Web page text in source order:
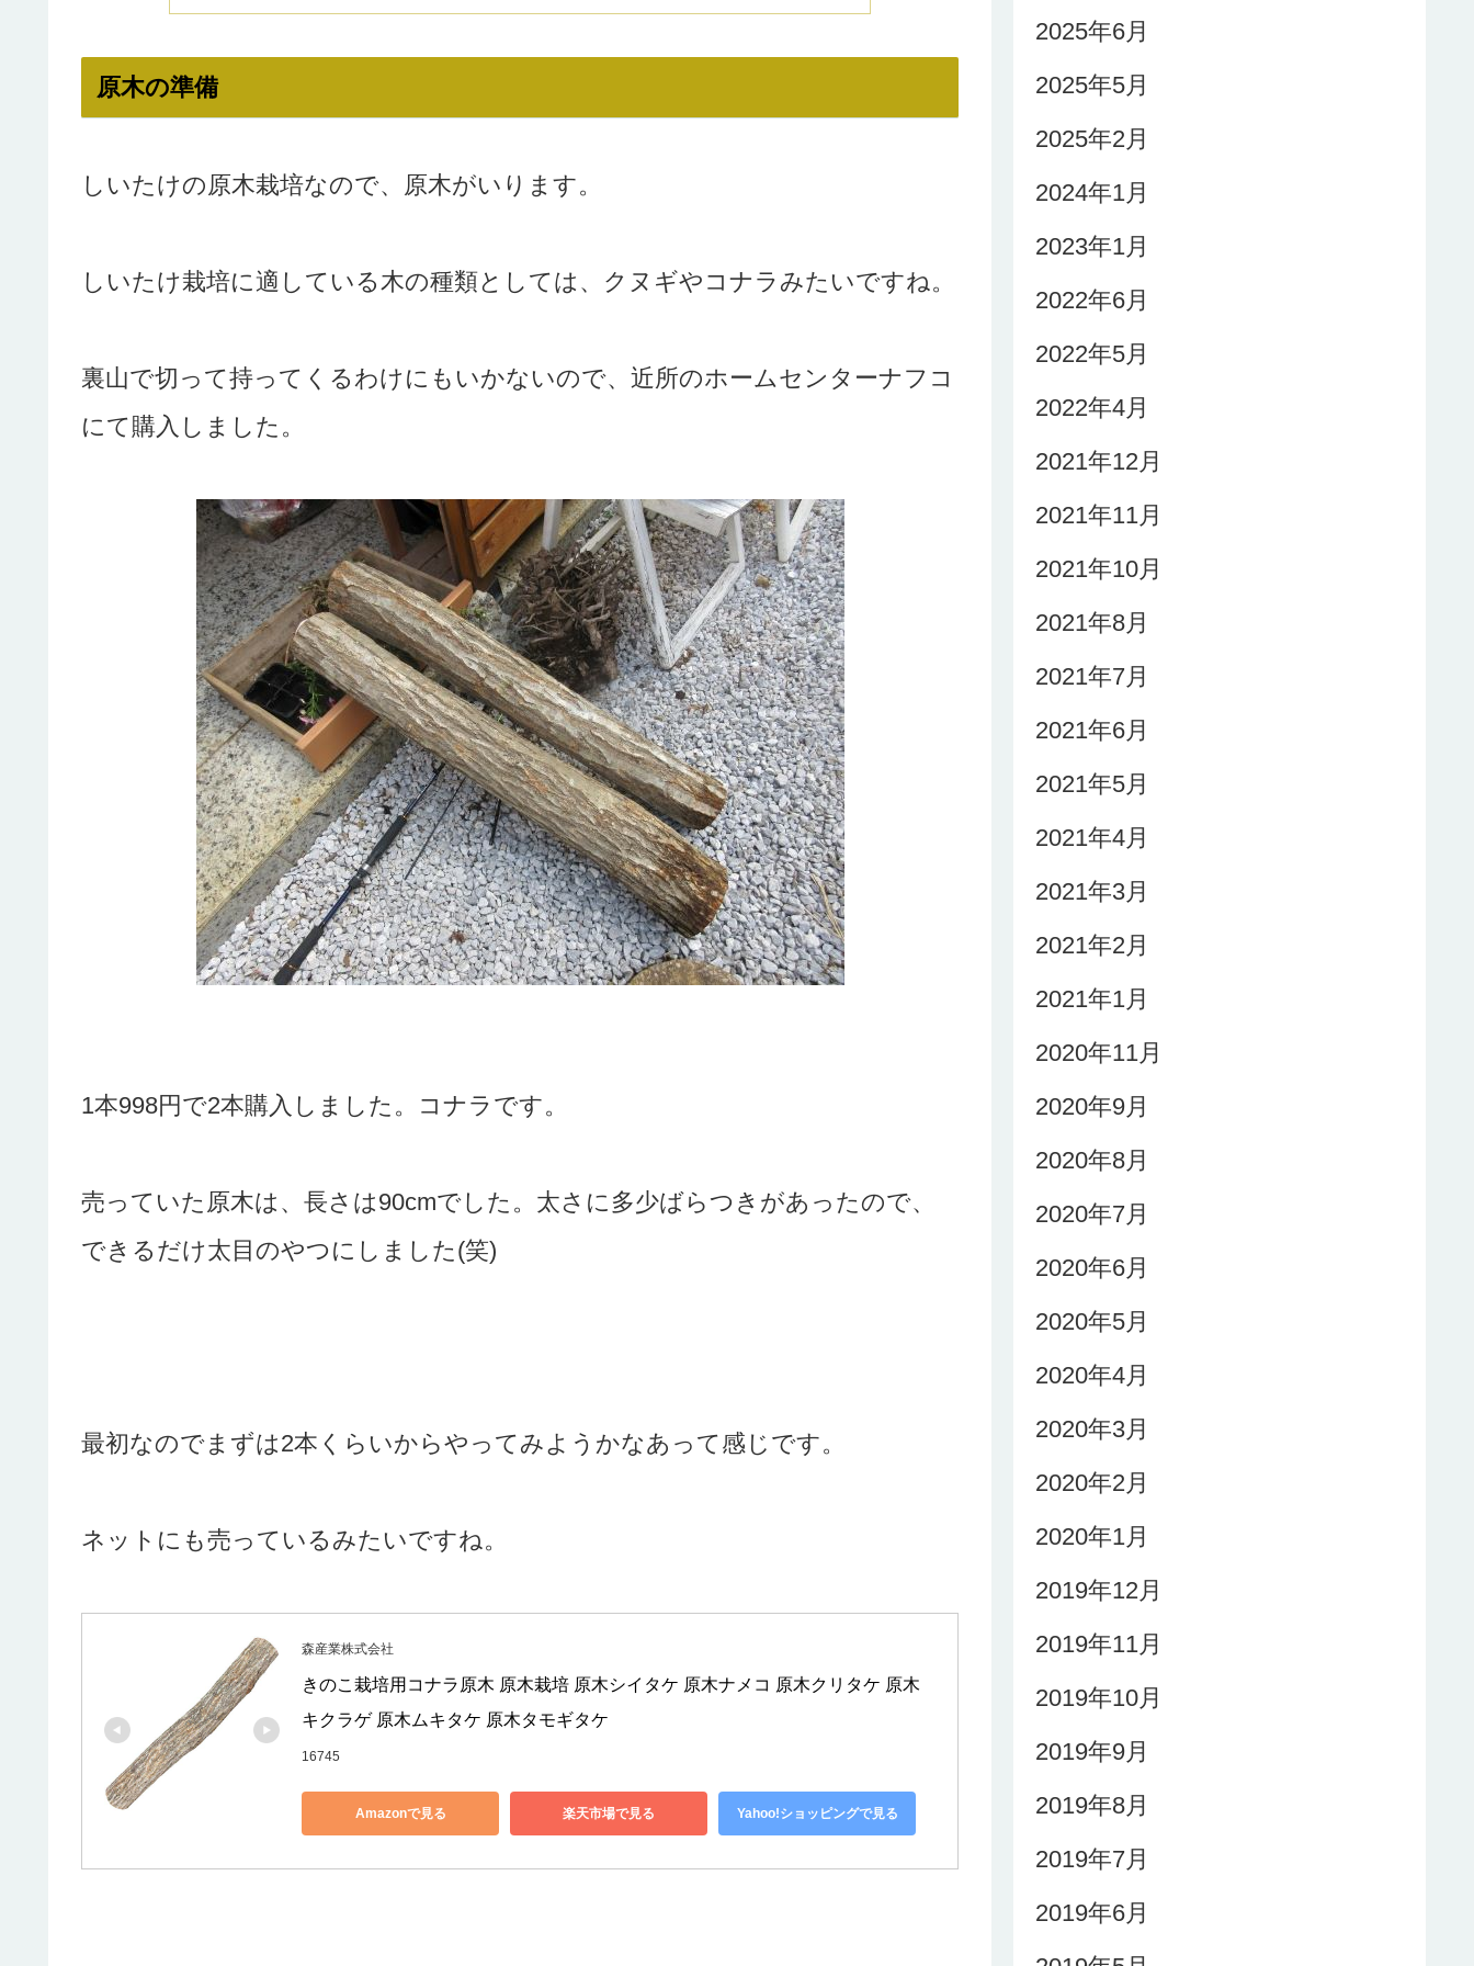
原木の準備
しいたけの原木栽培なので、原木がいります。
しいたけ栽培に適している木の種類としては、クヌギやコナラみたいですね。
裏山で切って持ってくるわけにもいかないので、近所のホームセンターナフコ
にて購入しました。
1本998円で2本購入しました。コナラです。
売っていた原木は、長さは90cmでした。太さに多少ばらつきがあったので、
できるだけ太目のやつにしました(笑)
最初なのでまずは2本くらいからやってみようかなあって感じです。
ネットにも売っているみたいですね。
森産業株式会社
きのこ栽培用コナラ原木 原木栽培 原木シイタケ 原木ナメコ 原木クリタケ 原木
キクラゲ 原木ムキタケ 原木タモギタケ
16745
Amazonで見る 楽天市場で見る Yahoo!ショッピングで見る
2025年6月
2025年5月
2025年2月
2024年1月
2023年1月
2022年6月
2022年5月
2022年4月
2021年12月
2021年11月
2021年10月
2021年8月
2021年7月
2021年6月
2021年5月
2021年4月
2021年3月
2021年2月
2021年1月
2020年11月
2020年9月
2020年8月
2020年7月
2020年6月
2020年5月
2020年4月
2020年3月
2020年2月
2020年1月
2019年12月
2019年11月
2019年10月
2019年9月
2019年8月
2019年7月
2019年6月